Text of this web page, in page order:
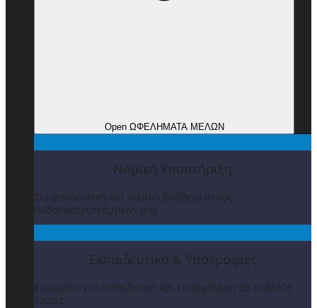
Open ΩΦΕΛΗΜΑΤΑ ΜΕΛΩΝ
Νομική Υποστήριξη
Συμβουλευτική και νομική βοήθεια στους
ποδοσφαιριστές/μέλη μας
Εκπαιδευτικά & Υποτροφίες
Ευκαιρίες για εκπαίδευση και επασχόληση σε πολλούς
τομείς